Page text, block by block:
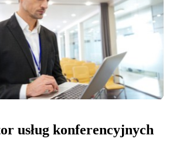
usług konferencyjnych